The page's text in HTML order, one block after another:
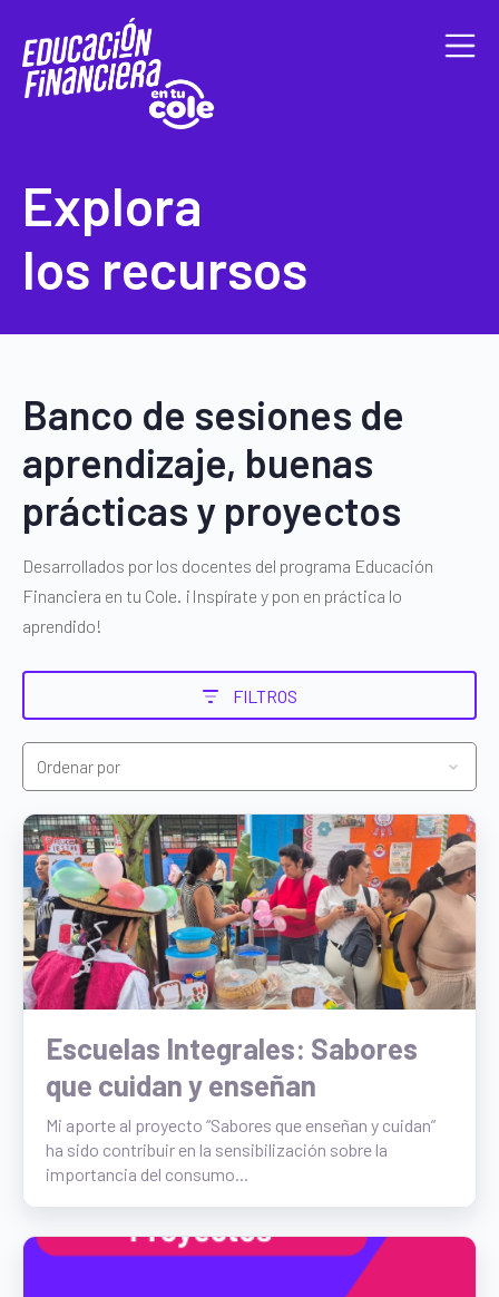
Explora
los recursos
Banco de sesiones de
aprendizaje, buenas
prácticas y proyectos
Desarrollados por los docentes del programa Educación
Financiera en tu Cole. ¡Inspírate y pon en práctica lo
aprendido!
FILTROS
Escuelas Integrales: Sabores
que cuidan y enseñan
Mi aporte al proyecto “Sabores que enseñan y cuidan”
ha sido contribuir en la sensibilización sobre la
importancia del consumo...